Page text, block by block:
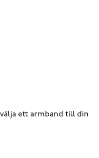
välja ett armband till din